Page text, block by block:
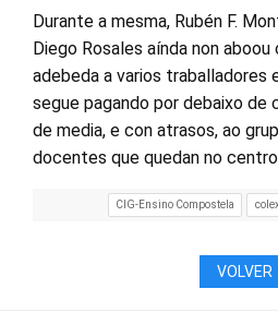
Durante a mesma, Rubén F.
Diego Rosales aínda non
adebeda a varios traballadores
segue pagando por debaixo de
de media, e con atrasos, ao
docentes que quedan no
CIG-Ensino Compostela
VOLVER